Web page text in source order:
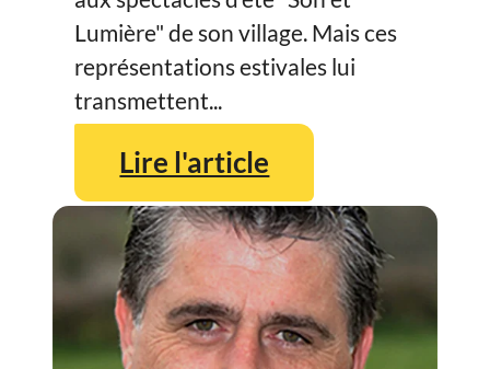
Lumière" de son village. Mais ces
représentations estivales lui
transmettent...
Lire l'article